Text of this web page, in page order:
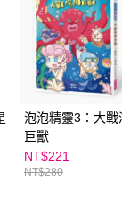
泡泡精靈3：大戰
巨獸
NT$221
NT$280